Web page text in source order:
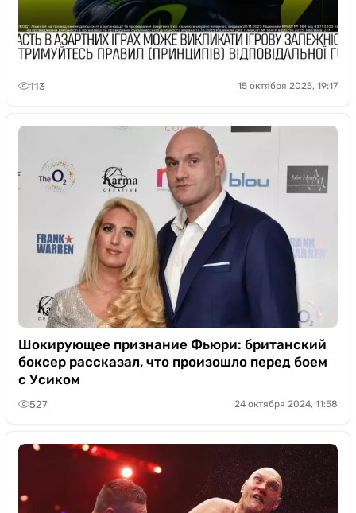
113 15 октября 2025, 19:17
Шокирующее признание Фьюри: британский
боксер рассказал, что произошло перед боем
с Усиком
527 24 октября 2024, 11:58